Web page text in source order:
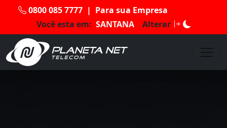
0800 085 7777 | Para sua Empresa
Você esta em: SANTANA Alterar